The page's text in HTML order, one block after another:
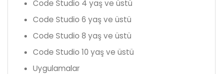
Code Studio 4 yaş ve üstü
Code Studio 6 yaş ve üstü
Code Studio 8 yaş ve üstü
Code Studio 10 yaş ve üstü
Uygulamalar